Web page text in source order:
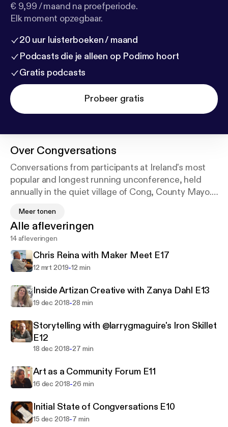
€ 9,99 / maand na proefperiode.
Elk moment opzegbaar.
20 uur luisterboeken / maand
Podcasts die je alleen op Podimo hoort
Gratis podcasts
Probeer gratis
Over Congversations
Conversations from participants at Ireland's most
popular and longest running unconference, held
annually in the quiet village of Cong, County Mayo.
"blog their way in" by posting a thematic piece on
p://congregation.ieand then by the end of
November, the Congregation opens with a special
Friday evening session in Ashford Castle before a
day of thought-provoking huddles. Each
local forests along the banks of the River Cong.
Season 1 Congversations dive deep into ideas.
Meer tonen
Alle afleveringen
14 afleveringen
Chris Reina with Maker Meet E17
12 mrt 2019-12 min
Inside Artizan Creative with Zanya Dahl E13
19 dec 2018-28 min
Storytelling with @larrygmaguire's Iron Skillet
E12
18 dec 2018-27 min
Art as a Community Forum E11
16 dec 2018-26 min
Initial State of Congversations E10
15 dec 2018-7 min